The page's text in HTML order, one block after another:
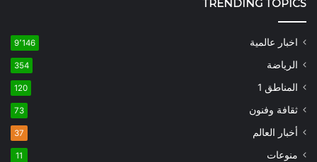
TRENDING TOPICS
اخبار عالمية 9٬146
الرياضة 354
المناطق 1 120
ثقافة وفنون 73
أخبار العالم 37
منوعات 11